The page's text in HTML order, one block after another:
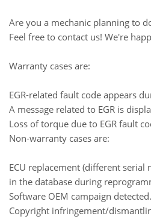
Are you a mechanic planning to
Feel free to contact us! We're
Warranty cases are:
EGR-related fault code appears
A message related to EGR is
Loss of torque due to EGR fault
Non-warranty cases are:
ECU replacement (different
in the database during
Software OEM campaign detected.
Copyright infringement/